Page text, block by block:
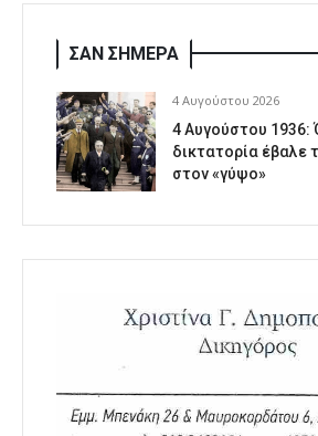
ΣΑΝ ΣΗΜΕΡΑ
4 Αυγούστου 2026
4 Αυγούστου 1936:
δικτατορία έβαλε
στον «γύψο»